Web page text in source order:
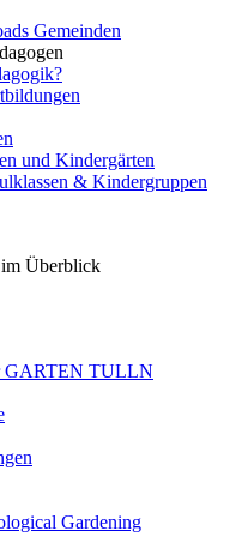
Gemeinden
und Kindergärten
& Kindergruppen
im Überblick
GARTEN TULLN
Gardening